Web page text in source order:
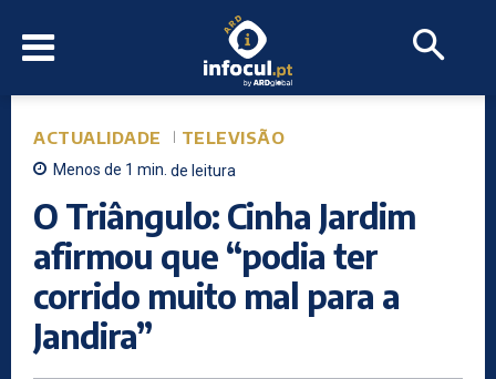
ACTUALIDADE TELEVISÃO
Menos de 1 min. de leitura
O Triângulo: Cinha Jardim
afirmou que “podia ter
corrido muito mal para a
Jandira”